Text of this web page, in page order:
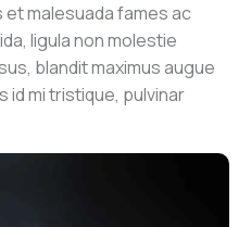
malesuada fames ac
ligula non molestie
blandit maximus augue
id mi tristique, pulvinar